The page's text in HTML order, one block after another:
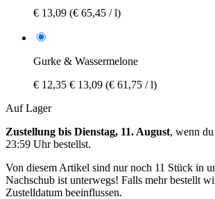
€ 13,09 (€ 65,45 / l)
Gurke & Wassermelone
€ 12,35 € 13,09 (€ 61,75 / l)
Auf Lager
Zustellung bis Dienstag, 11. August, wenn
23:59 Uhrbestellst.
Von diesem Artikel sind nur noch 11 Stück in
Nachschub ist unterwegs! Falls mehr bestellt
Zustelldatum beeinflussen.